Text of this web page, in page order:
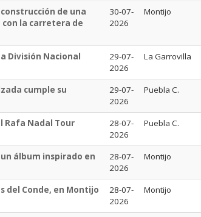
de una
con la carretera de
30-07-
2026
Montijo
División Nacional
29-07-
2026
La Garrovilla
cumple su
29-07-
2026
Puebla C.
Rafa Nadal Tour
28-07-
2026
Puebla C.
álbum inspirado en
28-07-
2026
Montijo
del Conde, en Montijo
28-07-
2026
Montijo